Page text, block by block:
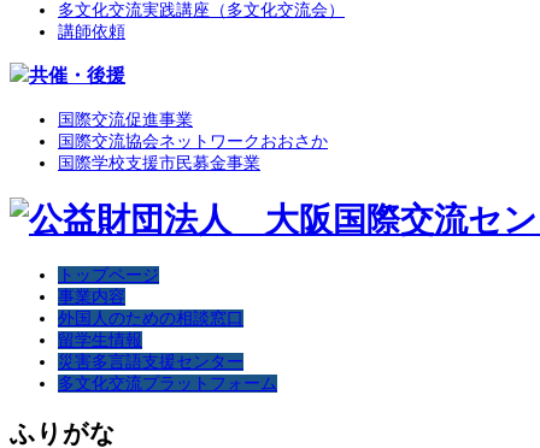
多文化交流実践講座（多文化交流会）
講師依頼
共催・後援
国際交流促進事業
国際交流協会ネットワークおおさか
国際学校支援市民募金事業
トップページ
事業内容
外国人のための相談窓口
留学生情報
災害多言語支援センター
多文化交流プラットフォーム
ふりがな